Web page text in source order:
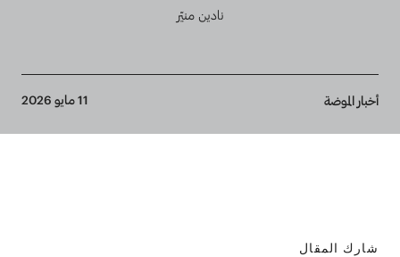
نادين منيّر
Breadcrumb
أخبار الموضة 11 مايو 2026
شارك المقال